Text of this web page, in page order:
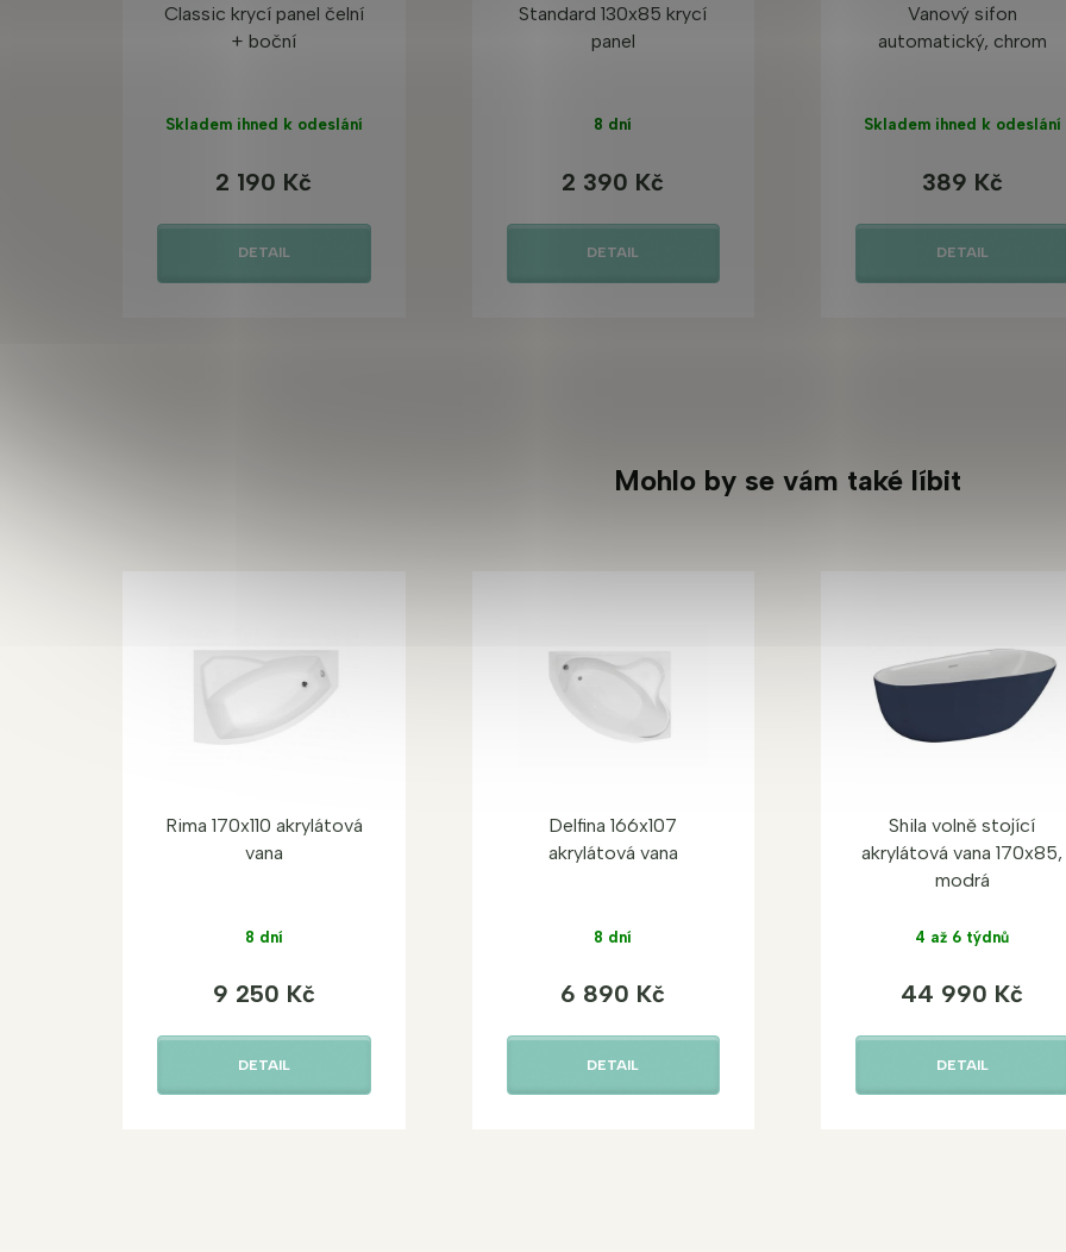
Classic krycí panel čelní
+ boční
Skladem ihned k odeslání
2 190 Kč
DETAIL
Standard 130x85 krycí
panel
8 dní
2 390 Kč
DETAIL
Vanový sifon
automatický, chrom
Skladem ihned k odeslání
389 Kč
DETAIL
Mohlo by se vám také líbit
Rima 170x110 akrylátová
vana
8 dní
9 250 Kč
DETAIL
Delfina 166x107
akrylátová vana
8 dní
6 890 Kč
DETAIL
Shila volně stojící
akrylátová vana 170x85,
modrá
4 až 6 týdnů
44 990 Kč
DETAIL